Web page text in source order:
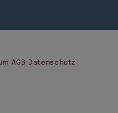
AGB Datenschutz